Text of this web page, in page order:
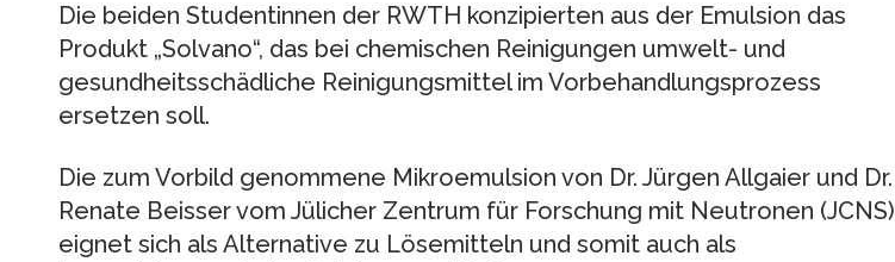
Die beiden Studentinnen der RWTH konzipierten aus der Emulsion das
Produkt „Solvano“, das bei chemischen Reinigungen umwelt- und
gesundheitsschädliche Reinigungsmittel im Vorbehandlungsprozess
ersetzen soll.
Die zum Vorbild genommene Mikroemulsion von Dr. Jürgen Allgaier und Dr.
Renate Beisser vom Jülicher Zentrum für Forschung mit Neutronen (JCNS)
eignet sich als Alternative zu Lösemitteln und somit auch als